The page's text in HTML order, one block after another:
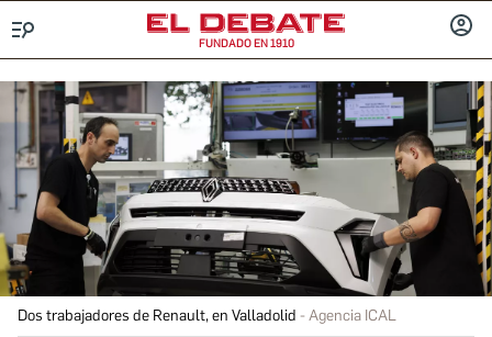
FUNDADO EN 1910
Dos trabajadores de Renault, en Valladolid Agencia ICAL